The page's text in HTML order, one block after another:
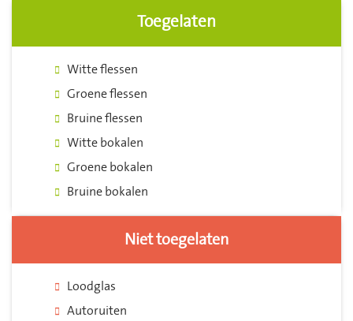
Toegelaten
Witte flessen
Groene flessen
Bruine flessen
Witte bokalen
Groene bokalen
Bruine bokalen
Niet toegelaten
Loodglas
Autoruiten